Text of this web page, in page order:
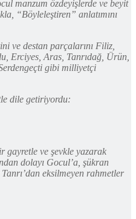
manzum özdeyişlerde ve beyit
“Böyleleştiren” anlatımını
ve destan parçalarını Filiz,
Erciyes, Aras, Tanrıdağ, Ürün,
gibi milliyetçi
dile getiriyordu:
gayretle ve şevkle yazarak
dolayı Gocul’a, şükran
eksilmeyen rahmetler